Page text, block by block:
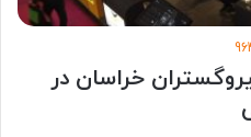
خراسان در